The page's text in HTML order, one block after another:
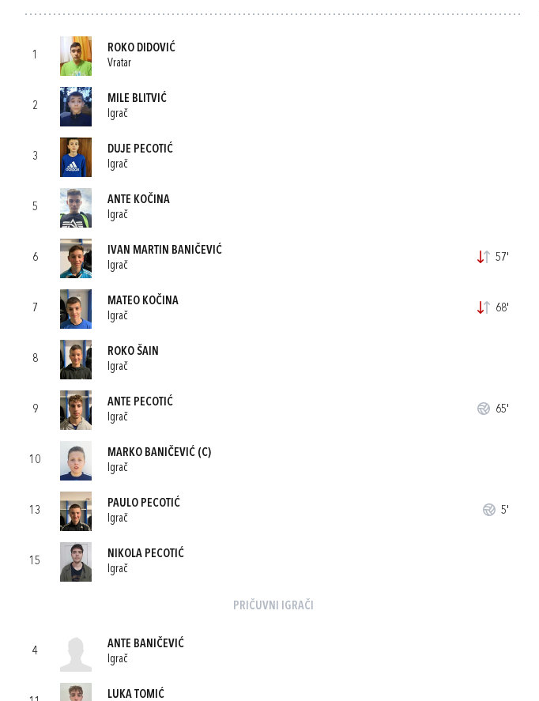
1
ROKO DIDOVIĆ
Vratar
2
MILE BLITVIĆ
Igrač
3
DUJE PECOTIĆ
Igrač
5
ANTE KOČINA
Igrač
6
IVAN MARTIN BANIČEVIĆ
Igrač
57'
7
MATEO KOČINA
Igrač
68'
8
ROKO ŠAIN
Igrač
9
ANTE PECOTIĆ
Igrač
65'
10
MARKO BANIČEVIĆ (C)
Igrač
13
PAULO PECOTIĆ
Igrač
5'
15
NIKOLA PECOTIĆ
Igrač
PRIČUVNI IGRAČI
4
ANTE BANIČEVIĆ
Igrač
LUKA TOMIĆ